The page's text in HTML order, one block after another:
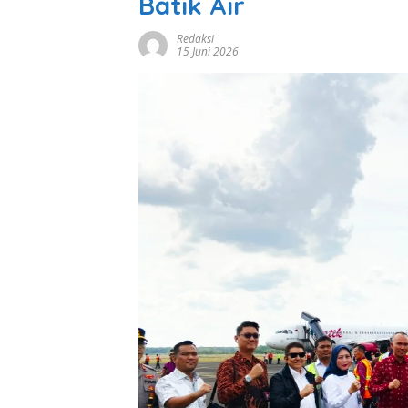
Redaksi
15 Juni 2026